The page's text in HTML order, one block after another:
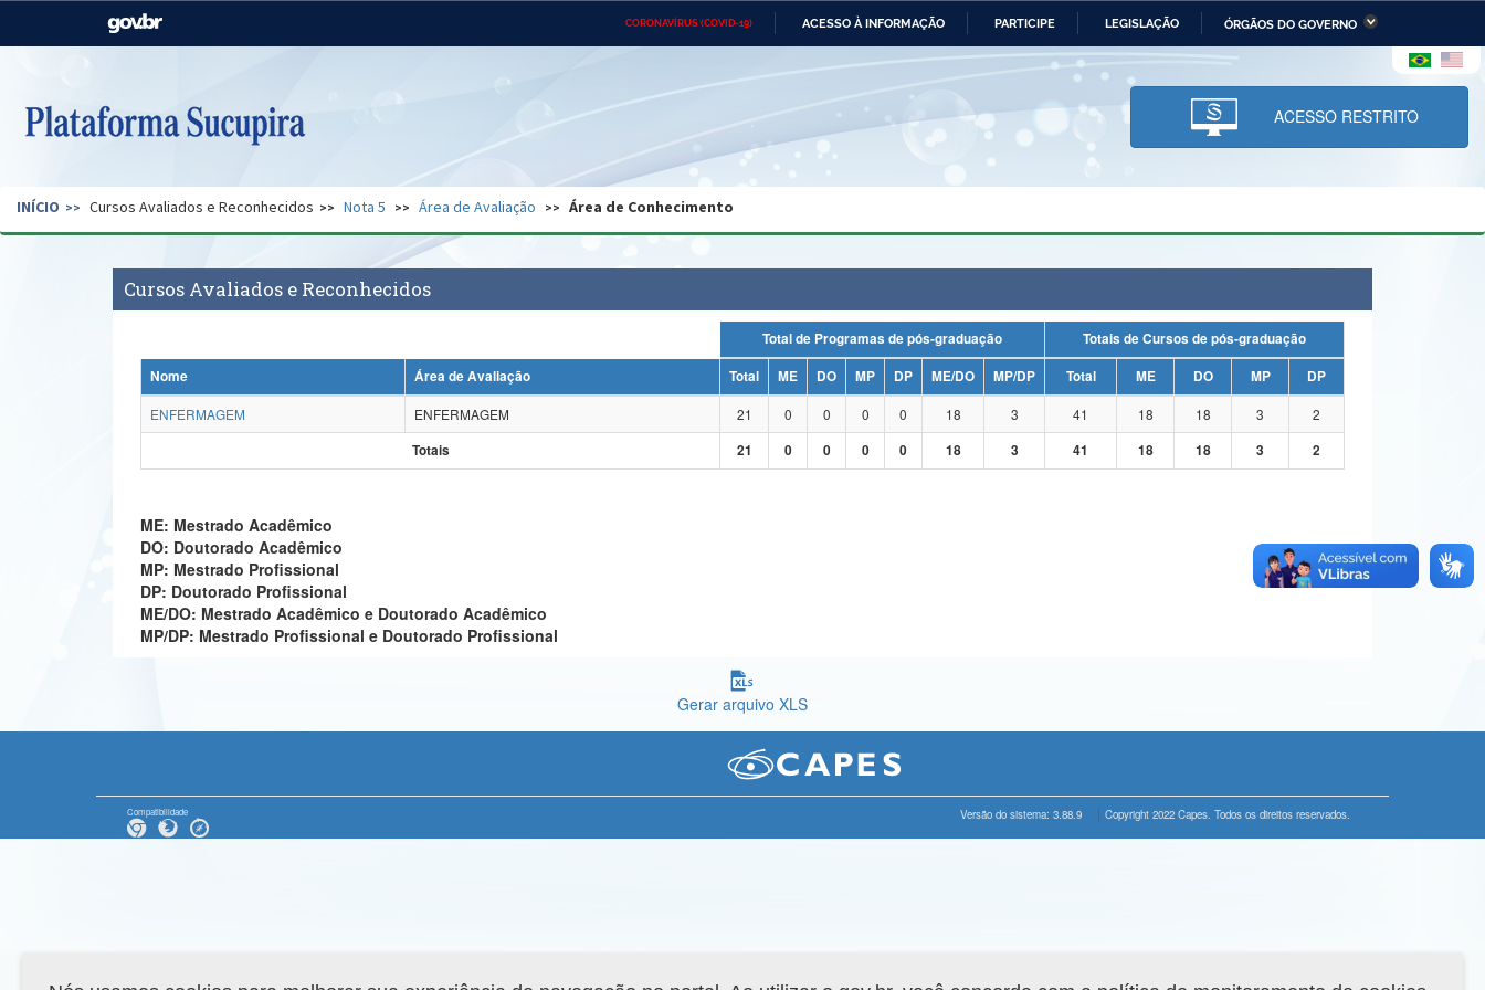
CORONAVÍRUS (COVID-19) ACESSO À INFORMAÇÃO PARTICIPE LEGISLAÇÃO ÓRGÃOS DO GOVERNO
Casa Civil Ministério das Relações Ministério da Economia Ministério da Infraestrutura
Pecuária e Abastecimento
Ministério da Ciência,
Tecnologia, Inovações e
Comunicações
Ministério do Desenvolvimento
Regional e dos Direitos Humanos
Secretaria de Governo Gabinete de Segurança Advocacia-Geral da União Banco Central do Brasil Planalto
ACESSO RESTRITO
INÍCIO Cursos Avaliados e Reconhecidos Nota 5 Área de Avaliação Área de Conhecimento
Cursos Avaliados e Reconhecidos
Total de Programas de pós-graduação
Totais de Cursos de pós-graduação
Nome
Área de Avaliação Total ME DO MP DP ME/DO MP/DP Total ME DO MP
DP
ENFERMAGEM
ENFERMAGEM 21 0 0 0 0 18 3 41 18 18 3
2
Totais
21 0 0 0 0 18 3 41 18 18 3 2
ME: Mestrado Acadêmico
DO: Doutorado Acadêmico
MP: Mestrado Profissional
DP: Doutorado Profissional
ME/DO: Mestrado Acadêmico e Doutorado Acadêmico
MP/DP: Mestrado Profissional e Doutorado Profissional
Gerar arquivo XLS
Compatibilidade Versão do sistema: 3.88.9 Copyright 2022 Capes. Todos os direitos reservados.